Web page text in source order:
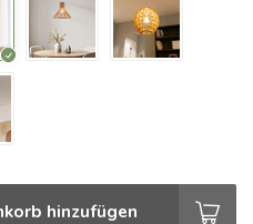
hinzufügen